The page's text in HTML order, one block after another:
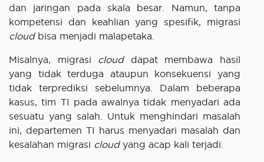
dan jaringan pada skala besar. Namun, tanpa
kompetensi dan keahlian yang spesifik, migrasi
cloudbisa menjadi malapetaka.
Misalnya, migrasi clouddapat membawa hasil
yang tidak terduga ataupun konsekuensi yang
tidak terprediksi sebelumnya. Dalam beberapa
kasus, tim TI pada awalnya tidak menyadari ada
sesuatu yang salah. Untuk menghindari masalah
ini, departemen TI harus menyadari masalah dan
kesalahan migrasi cloudyang acap kali terjadi.